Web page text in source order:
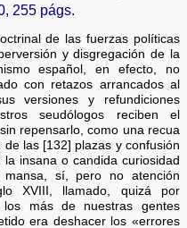
255 págs.
de las fuerzas políticas
y disgregación de la
español, en efecto, no
con retazos arrancados al
versiones y refundiciones
seudólogos reciben el
repensarlo, como una recua
las [132] plazas y confusión
insana o candida curiosidad
sí, pero no atención
XVIII, llamado, quizá por
más de nuestras gentes
era deshacer los «errores